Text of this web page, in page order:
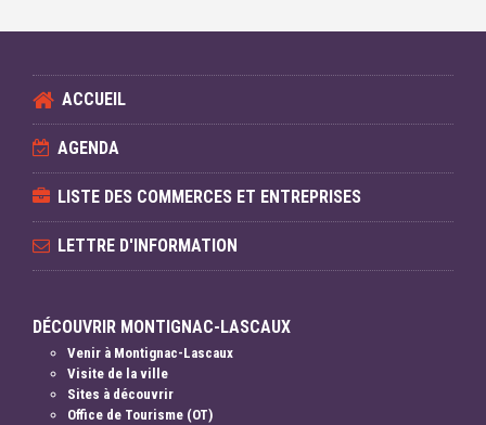
ACCUEIL
AGENDA
LISTE DES COMMERCES ET ENTREPRISES
LETTRE D'INFORMATION
DÉCOUVRIR MONTIGNAC-LASCAUX
Venir à Montignac-Lascaux
Visite de la ville
Sites à découvrir
Office de Tourisme (OT)